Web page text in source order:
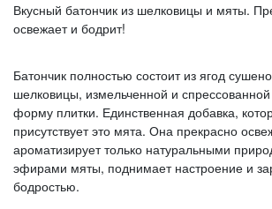
Вкусный батончик из шелковицы и мяты.
освежает и бодрит!
Батончик полностью состоит из ягод
шелковицы, измельченной и
форму плитки. Единственная добавка,
присутствует это мята. Она прекрасно
ароматизирует только натуральными
эфирами мяты, поднимает настроение и
бодростью.